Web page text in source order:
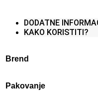
DODATNE
KAKO KORISTITI?
Brend
Pakovanje